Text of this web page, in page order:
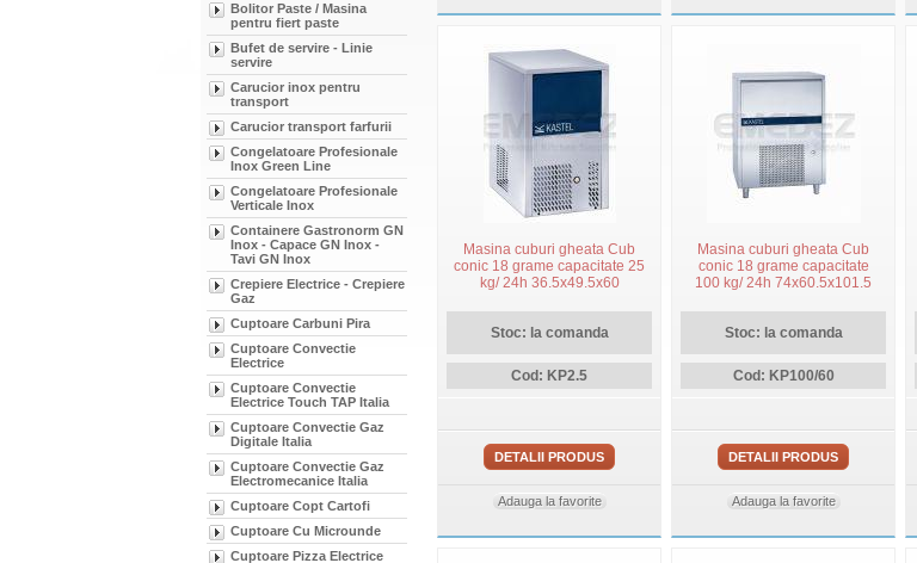
Bolitor Paste / Masina
pentru fiert paste
Bufet de servire - Linie
servire
Carucior inox pentru
transport
Carucior transport farfurii
Congelatoare Profesionale
Inox Green Line
Congelatoare Profesionale
Verticale Inox
Containere Gastronorm GN
Inox - Capace GN Inox -
Tavi GN Inox
Crepiere Electrice - Crepiere
Gaz
Cuptoare Carbuni Pira
Cuptoare Convectie
Electrice
Cuptoare Convectie
Electrice Touch TAP Italia
Cuptoare Convectie Gaz
Digitale Italia
Cuptoare Convectie Gaz
Electromecanice Italia
Cuptoare Copt Cartofi
Cuptoare Cu Microunde
Cuptoare Pizza Electrice
Masina cuburi gheata Cub
conic 18 grame capacitate 25
kg/ 24h 36.5x49.5x60
Stoc: la comanda
Cod: KP2.5
DETALII PRODUS
Adauga la favorite
Masina cuburi gheata Cub
conic 18 grame capacitate
100 kg/ 24h 74x60.5x101.5
Stoc: la comanda
Cod: KP100/60
DETALII PRODUS
Adauga la favorite